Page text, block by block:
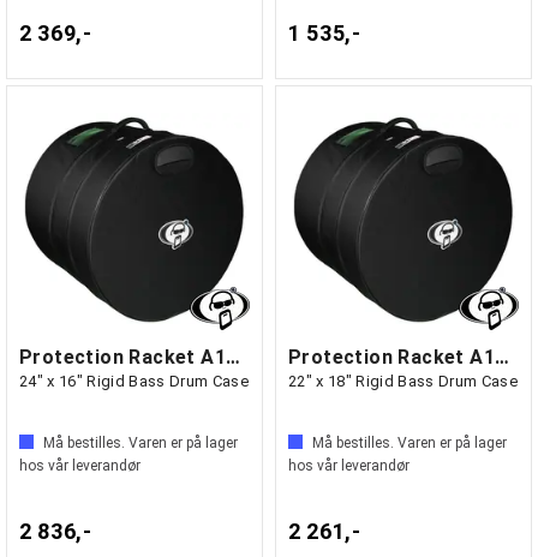
2 369,- 1 535,-
Protection Racket A1624-00
24" x 16" Rigid Bass Drum Case
Må bestilles. Varen er på lager
hos vår leverandør
2 836,-
Protection Racket A1822-00
22" x 18" Rigid Bass Drum Case
Må bestilles. Varen er på lager
hos vår leverandør
2 261,-